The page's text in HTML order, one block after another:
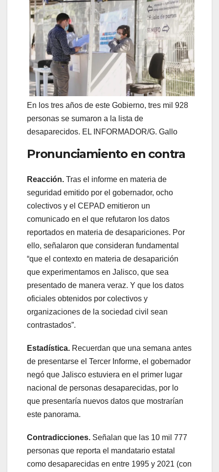
En los tres años de este Gobierno, tres mil 928
personas se sumaron a la lista de
desaparecidos. EL INFORMADOR/G. Gallo
Pronunciamiento en contra
Reacción. Tras el informe en materia de
seguridad emitido por el gobernador, ocho
colectivos y el CEPAD emitieron un
comunicado en el que refutaron los datos
reportados en materia de desapariciones. Por
ello, señalaron que consideran fundamental
“que el contexto en materia de desaparición
que experimentamos en Jalisco, que sea
presentado de manera veraz. Y que los datos
oficiales obtenidos por colectivos y
organizaciones de la sociedad civil sean
contrastados”.
Estadística. Recuerdan que una semana antes
de presentarse el Tercer Informe, el gobernador
negó que Jalisco estuviera en el primer lugar
nacional de personas desaparecidas, por lo
que presentaría nuevos datos que mostrarían
este panorama.
Contradicciones. Señalan que las 10 mil 777
personas que reporta el mandatario estatal
como desaparecidas en entre 1995 y 2021 (con